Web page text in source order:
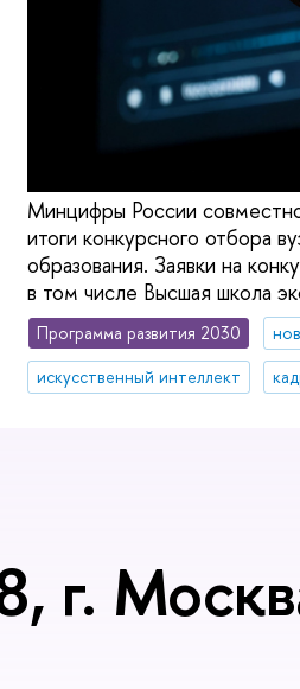
Минцифры России
итоги конкурсного отбора
образования. Заявки на
в том числе Высшая школа
Программа развития 2030
искусственный интеллект
г.